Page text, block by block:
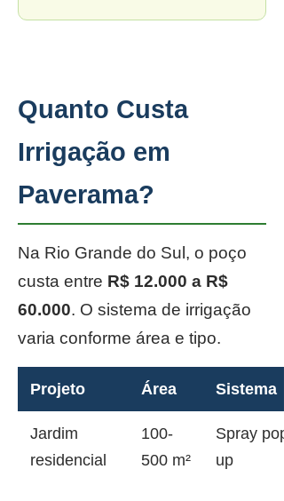
Quanto Custa
Irrigação em
Paverama?
Na Rio Grande do Sul, o poço
custa entre R$ 12.000 a R$
60.000. O sistema de irrigação
varia conforme área e tipo.
Projeto Área Sistema
Jardim
residencial
100-
500 m²
Spray pop-
up